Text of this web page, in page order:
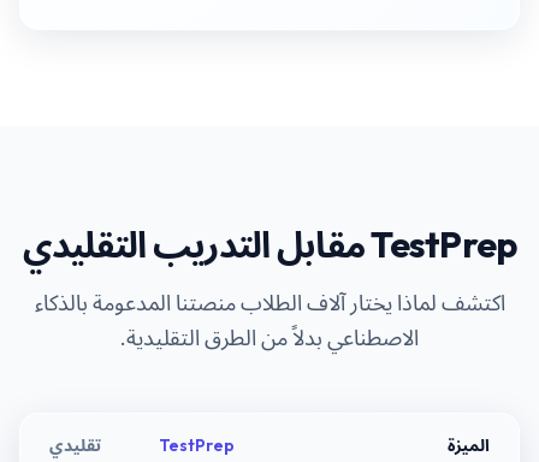
TestPrep مقابل التدريب التقليدي
اكتشف لماذا يختار آلاف الطلاب منصتنا المدعومة بالذكاء
الاصطناعي بدلاً من الطرق التقليدية.
الميزة TestPrep تقليدي